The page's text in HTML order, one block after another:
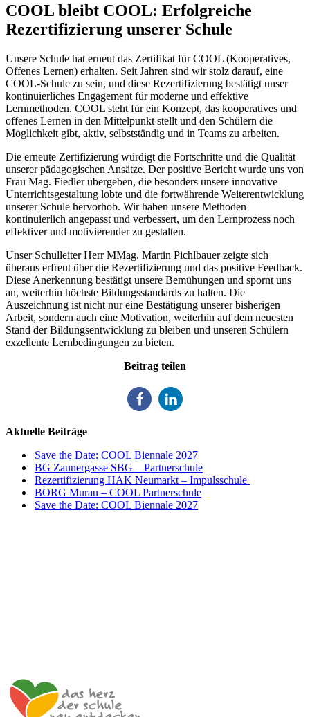
COOL bleibt COOL: Erfolgreiche
Rezertifizierung unserer Schule
Unsere Schule hat erneut das Zertifikat für COOL (Kooperatives,
Offenes Lernen) erhalten. Seit Jahren sind wir stolz darauf, eine
COOL-Schule zu sein, und diese Rezertifizierung bestätigt unser
kontinuierliches Engagement für moderne und effektive
Lernmethoden. COOL steht für ein Konzept, das kooperatives und
offenes Lernen in den Mittelpunkt stellt und den Schülern die
Möglichkeit gibt, aktiv, selbstständig und in Teams zu arbeiten.
Die erneute Zertifizierung würdigt die Fortschritte und die Qualität
unserer pädagogischen Ansätze. Der positive Bericht wurde uns von
Frau Mag. Fiedler übergeben, die besonders unsere innovative
Unterrichtsgestaltung lobte und die fortwährende Weiterentwicklung
unserer Schule hervorhob. Wir haben unsere Methoden
kontinuierlich angepasst und verbessert, um den Lernprozess noch
effektiver und motivierender zu gestalten.
Unser Schulleiter Herr MMag. Martin Pichlbauer zeigte sich
überaus erfreut über die Rezertifizierung und das positive Feedback.
Diese Anerkennung bestätigt unsere Bemühungen und spornt uns
an, weiterhin höchste Bildungsstandards zu halten. Die
Auszeichnung ist nicht nur eine Bestätigung unserer bisherigen
Arbeit, sondern auch eine Motivation, weiterhin auf dem neuesten
Stand der Bildungsentwicklung zu bleiben und unseren Schülern
exzellente Lernbedingungen zu bieten.
Beitrag teilen
Aktuelle Beiträge
Save the Date: COOL Biennale 2027
BG Zaunergasse SBG – Partnerschule
Rezertifizierung HAK Neumarkt – Impulsschule
BORG Murau – COOL Partnerschule
Save the Date: COOL Biennale 2027